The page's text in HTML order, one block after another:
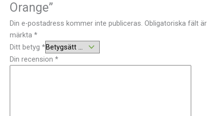
Orange”
Din e-postadress kommer inte publiceras. Obligatoriska fält är
märkta *
Ditt betyg *
Din recension *